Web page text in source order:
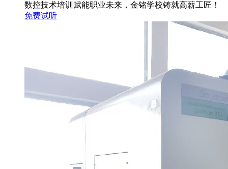
数控技术培训赋能职业未来，金铭学校铸就高薪工匠！
免费试听